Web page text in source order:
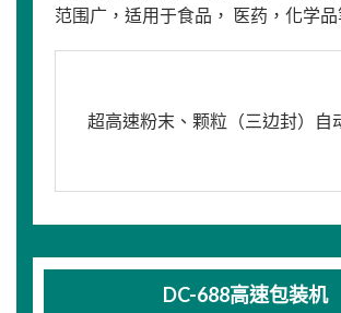
范围广，适用于食品， 医药，化学品
超高速粉末、颗粒（三边封）自
DC-688高速包装机